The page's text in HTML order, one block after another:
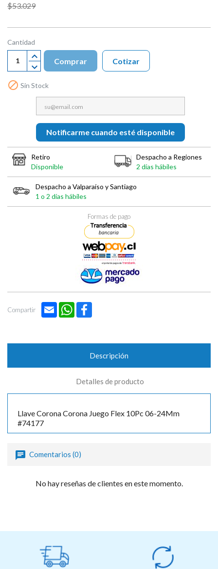
$53.029
Cantidad
Comprar
 Sin Stock
Notificarme cuando esté disponible
Cotizar
Retiro
Disponible
Despacho a Regiones
2 días hábiles
Despacho a Valparaíso y Santiago
1 o 2 días hábiles
Formas de pago
Compartir Email WhatsApp
Descripción
Detalles de producto
Llave Corona Corona Juego Flex 10Pc 06-24Mm
#74177
Comentarios (0)
No hay reseñas de clientes en este momento.